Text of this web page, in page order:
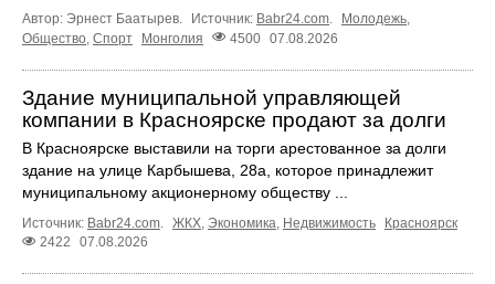
Автор: Эрнест Баатырев. Источник: Babr24.com. Молодежь,
Общество Спорт Монголия 4500 07.08.2026
Здание муниципальной управляющей
компании в Красноярске продают за долги
В Красноярске выставили на торги арестованное за долги
здание на улице Карбышева, 28а, которое принадлежит
муниципальному акционерному обществу ...
Источник: Babr24.com ЖКХ Экономика Недвижимость
Красноярск
2422
07.08.2026